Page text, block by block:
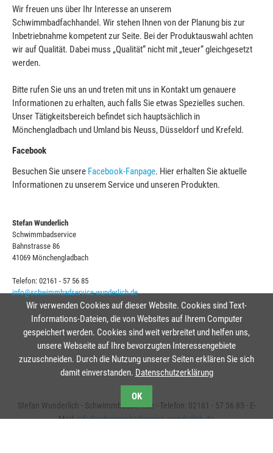
Wir freuen uns über Ihr Interesse an unserem
Schwimmbadfachhandel. Wir stehen Ihnen von der Planung bis zur
Inbetriebnahme kompetent zur Seite. Bei der Produktauswahl achten
wir auf Qualität. Dabei muss „Qualität“ nicht mit „teuer“ gleichgesetzt
werden.
Bitte rufen Sie uns an und treten mit uns in Kontakt um genauere
Informationen zu erhalten, auch falls Sie etwas Spezielles suchen.
Unser Tätigkeitsbereich befindet sich hauptsächlich in
Mönchengladbach und Umland bis Neuss, Düsseldorf und Krefeld.
Facebook
Besuchen Sie unsere Facebook-Fanpage. Hier erhalten Sie aktuelle
Informationen zu unserem Service und unseren Produkten.
Stefan Wunderlich
Schwimmbadservice
Bahnstrasse 86
41069 Mönchengladbach
Telefon: 02161 - 57 56 85
info@schwimmbadservice-wunderlich.de
Stefan Wunderlich - Schwimmbadservice - Telefon: 02161 - 57 56 85 - E-
Mail:info@schwimmbadservice-wunderlich.de
Wir verwenden Cookies auf dieser Website. Cookies sind Text-
Informations-Dateien, die von Websites auf Ihrem Computer
gespeichert werden. Cookies sind weit verbreitet und helfen uns,
unsere Webseite auf Ihre bevorzugten Interessengebiete
zuzuschneiden. Durch die Nutzung unserer Seiten erklären Sie sich
damit einverstanden. Datenschutzerklärung
OK